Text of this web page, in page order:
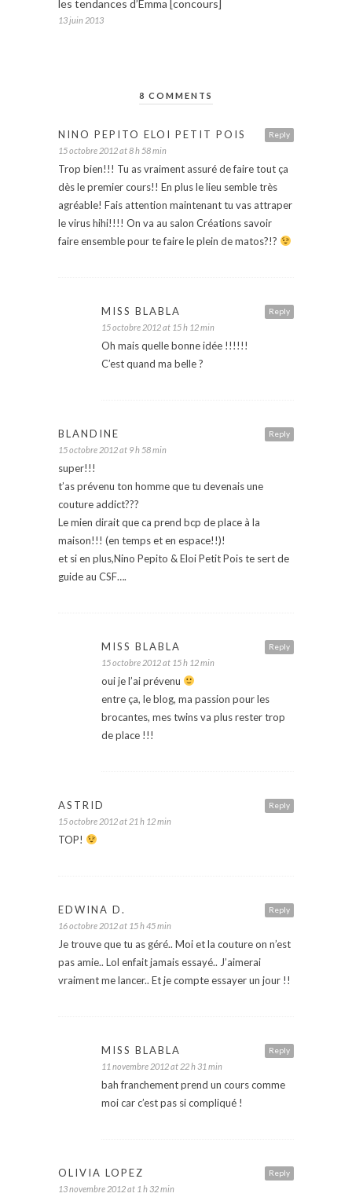
les tendances d’Emma [concours]
13 juin 2013
8 COMMENTS
Reply
NINO PEPITO ELOI PETIT POIS
15 octobre 2012 at 8 h 58 min
Trop bien!!! Tu as vraiment assuré de faire tout ça
dès le premier cours!! En plus le lieu semble très
agréable! Fais attention maintenant tu vas attraper
le virus hihi!!!! On va au salon Créations savoir
faire ensemble pour te faire le plein de matos?!?
Reply
MISS BLABLA
15 octobre 2012 at 15 h 12 min
Oh mais quelle bonne idée !!!!!!
C’est quand ma belle ?
Reply
BLANDINE
15 octobre 2012 at 9 h 58 min
super!!!
t’as prévenu ton homme que tu devenais une
couture addict???
Le mien dirait que ca prend bcp de place à la
maison!!! (en temps et en espace!!)!
et si en plus,Nino Pepito & Eloi Petit Pois te sert de
guide au CSF….
Reply
MISS BLABLA
15 octobre 2012 at 15 h 12 min
oui je l’ai prévenu
entre ça, le blog, ma passion pour les
brocantes, mes twins va plus rester trop
de place !!!
Reply
ASTRID
15 octobre 2012 at 21 h 12 min
TOP!
Reply
EDWINA D.
16 octobre 2012 at 15 h 45 min
Je trouve que tu as géré.. Moi et la couture on n’est
pas amie.. Lol enfait jamais essayé.. J’aimerai
vraiment me lancer.. Et je compte essayer un jour !!
Reply
MISS BLABLA
11 novembre 2012 at 22 h 31 min
bah franchement prend un cours comme
moi car c’est pas si compliqué !
Reply
OLIVIA LOPEZ
13 novembre 2012 at 1 h 32 min